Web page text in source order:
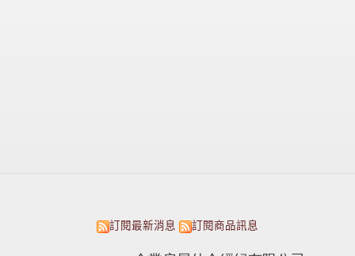
訂閱最新消息 訂閱商品訊息